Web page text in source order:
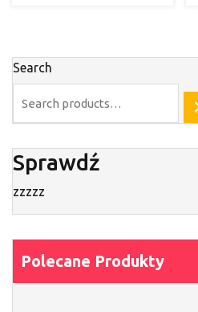
Search
Sprawdź
zzzzz
Polecane Produkty